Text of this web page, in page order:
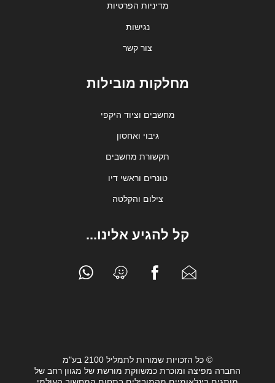
מדיניות הפרטיות
נגישות
צור קשר
מחלקות מובילות
מחשבים וציוד היקפי
גיבוי ואחסון
תקשורת מחשבים
טונרים וראשי דיו
צילום והקלטה
קל להגיע אלינו...
© כל הזכויות שמורות לתמליל 2100 בע"מ
החברה מפיצה ומוכרת כמשווקת מורשת של מגוון רחב של